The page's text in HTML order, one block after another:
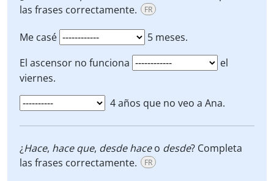
las frases correctamente.
FR
Me casé
5 meses.
El ascensor no funciona
el
viernes.
4 años que no veo a Ana.
¿Hace, hace que, desde haceo desde? Completa
las frases correctamente.
FR